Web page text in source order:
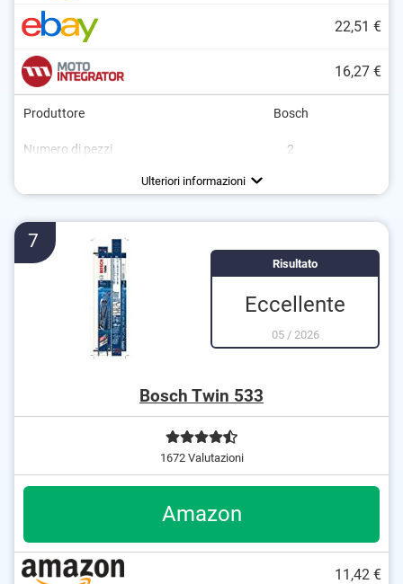
22,51 €
16,27 €
Produttore Bosch
Numero di pezzi
2
Ulteriori informazioni
7
Risultato
Eccellente
05/ 2026
Bosch Twin 533
1672 Valutazioni
Amazon
11,42 €